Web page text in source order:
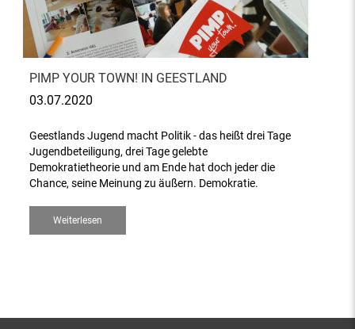
PIMP YOUR TOWN! IN GEESTLAND
03.07.2020
Geestlands Jugend macht Politik - das heißt drei Tage
Jugendbeteiligung, drei Tage gelebte
Demokratietheorie und am Ende hat doch jeder die
Chance, seine Meinung zu äußern. Demokratie.
Weiterlesen